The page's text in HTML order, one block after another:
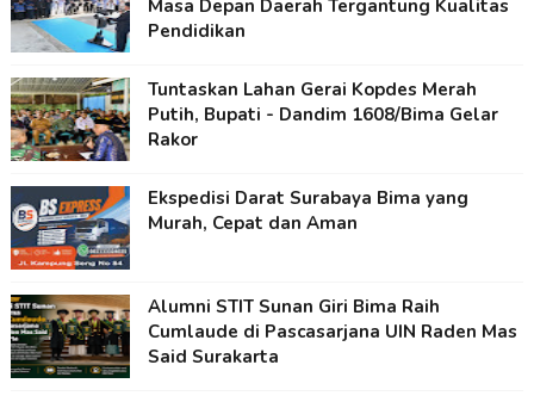
Masa Depan Daerah Tergantung Kualitas
Pendidikan
Tuntaskan Lahan Gerai Kopdes Merah
Putih, Bupati - Dandim 1608/Bima Gelar
Rakor
Ekspedisi Darat Surabaya Bima yang
Murah, Cepat dan Aman
Alumni STIT Sunan Giri Bima Raih
Cumlaude di Pascasarjana UIN Raden Mas
Said Surakarta